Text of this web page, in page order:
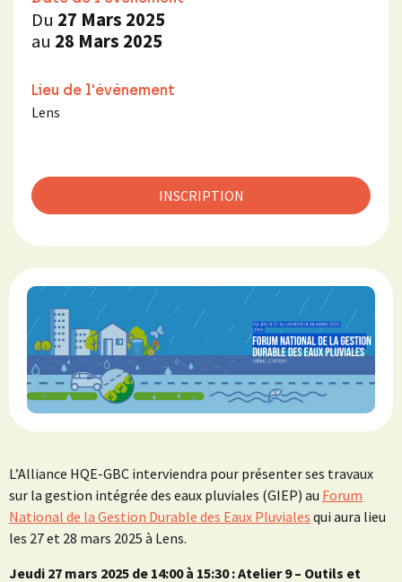
L’Alliance HQE-GBC interviendra pour présenter ses travaux
sur la gestion intégrée des eaux pluviales (GIEP) au Forum
National de la Gestion Durable des Eaux Pluviales qui aura lieu
les 27 et 28 mars 2025 à Lens.
Jeudi 27 mars 2025 de 14:00 à 15:30 : Atelier 9 – Outils et
Du 27 Mars 2025
au 28 Mars 2025
Lieu de l'événement
Lens
INSCRIPTION